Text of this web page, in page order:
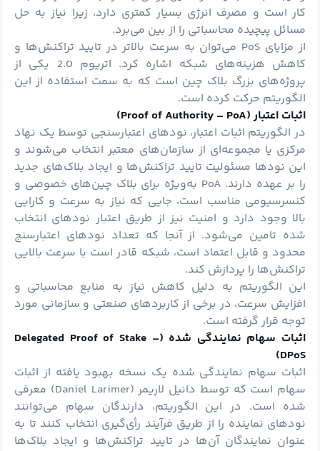
کار است و مصرف انرژی بسیار کمتری دارد، زیرا نیاز به حل
مسائل پیچیده محاسباتی را از بین می‌برد.
از مزایای PoS می‌توان به سرعت بالاتر در تایید تراکنش‌ها و
کاهش هزینه‌های شبکه اشاره کرد. اتریوم 2.0 یکی از
پروژه‌های بزرگ بلاک چین است که به سمت استفاده از این
الگوریتم حرکت کرده است.
اثبات اعتبار (Proof of Authority – PoA
)
در الگوریتم اثبات اعتبار، نودهای اعتبارسنجی توسط یک نهاد
مرکزی یا مجموعه‌ای از سازمان‌های معتبر انتخاب می‌شوند و
این نودها مسئولیت تایید تراکنش‌ها و ایجاد بلاک‌های جدید
را بر عهده دارند. PoA به‌ویژه برای بلاک چین‌های خصوصی و
کنسرسیومی مناسب است، جایی که نیاز به سرعت و کارایی
بالا وجود دارد و امنیت نیز از طریق اعتبار نودهای انتخاب
شده تامین می‌شود. از آنجا که تعداد نودهای اعتبارسنج
محدود و قابل اعتماد است، شبکه قادر است با سرعت بالایی
تراکنش‌ها را پردازش کند.
این الگوریتم به دلیل کاهش نیاز به منابع محاسباتی و
افزایش سرعت، در برخی از کاربردهای صنعتی و سازمانی مورد
توجه قرار گرفته است.
اثبات سهام نمایندگی شده (Delegated Proof of Stake –
DPoS
)
اثبات سهام نمایندگی شده یک نسخه بهبود یافته از اثبات
سهام است که توسط دانیل لاریمر (Daniel Larimer) معرفی
شده است. در این الگوریتم، دارندگان سهام می‌توانند
نودهای نماینده را از طریق فرآیند رأی‌گیری انتخاب کنند تا به
عنوان نمایندگان آن‌ها در تایید تراکنش‌ها و ایجاد بلاک‌ها